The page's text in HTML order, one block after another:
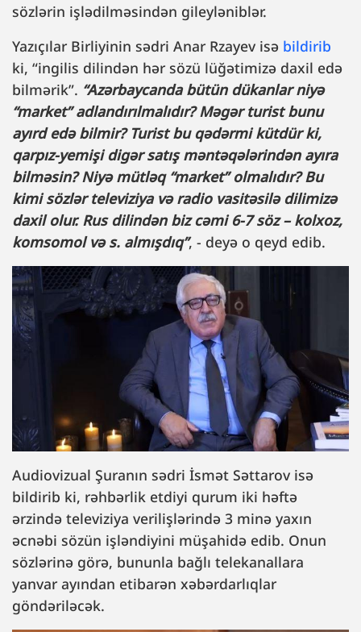
sözlərin işlədilməsindən gileyləniblər.
Yazıçılar Birliyinin sədri Anar Rzayev isə bildirib
ki, “ingilis dilindən hər sözü lüğətimizə daxil edə
bilmərik”. “Azərbaycanda bütün dükanlar niyə
“market” adlandırılmalıdır? Məgər turist bunu
ayırd edə bilmir? Turist bu qədərmi kütdür ki,
qarpız-yemişi digər satış məntəqələrindən ayıra
bilməsin? Niyə mütləq “market” olmalıdır? Bu
kimi sözlər televiziya və radio vasitəsilə dilimizə
daxil olur. Rus dilindən biz cəmi 6-7 söz – kolxoz,
komsomol və s. almışdıq”, - deyə o qeyd edib.
Audiovizual Şuranın sədri İsmət Səttarov isə
bildirib ki, rəhbərlik etdiyi qurum iki həftə
ərzində televiziya verilişlərində 3 minə yaxın
əcnəbi sözün işləndiyini müşahidə edib. Onun
sözlərinə görə, bununla bağlı telekanallara
yanvar ayından etibarən xəbərdarlıqlar
göndəriləcək.